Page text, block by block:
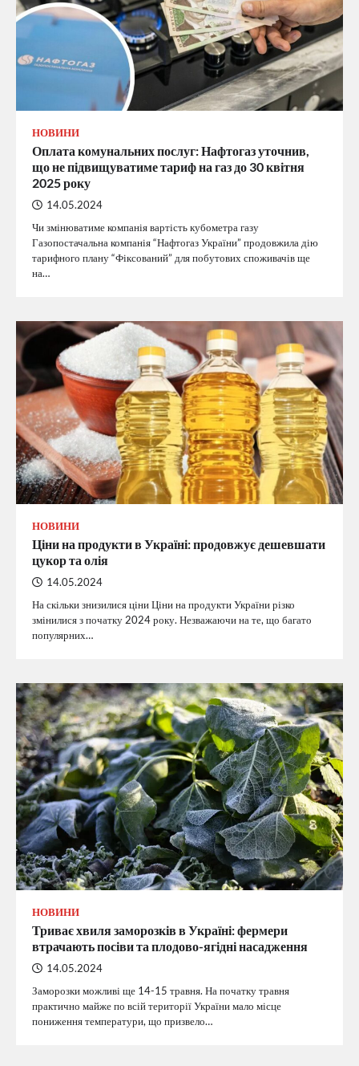
НОВИНИ
Оплата комунальних послуг: Нафтогаз уточнив,
що не підвищуватиме тариф на газ до 30 квітня
2025 року
14.05.2024
Чи змінюватиме компанія вартість кубометра газу
Газопостачальна компанія “Нафтогаз України” продовжила дію
тарифного плану “Фіксований” для побутових споживачів ще
на…
НОВИНИ
Ціни на продукти в Україні: продовжує дешевшати
цукор та олія
14.05.2024
На скільки знизилися ціни Ціни на продукти України різко
змінилися з початку 2024 року. Незважаючи на те, що багато
популярних…
НОВИНИ
Триває хвиля заморозків в Україні: фермери
втрачають посіви та плодово-ягідні насадження
14.05.2024
Заморозки можливі ще 14-15 травня. На початку травня
практично майже по всій території України мало місце
пониження температури, що призвело…